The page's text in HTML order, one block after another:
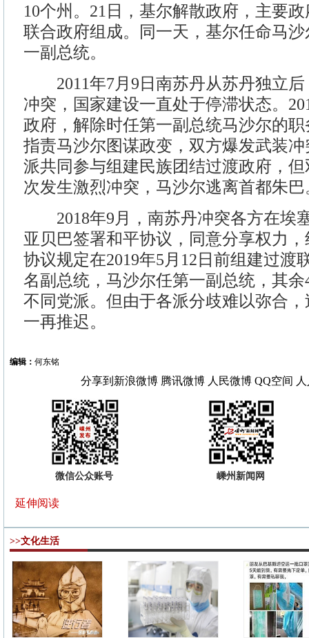
10个州。21日，基尔解散政府，主要
联合政府组成。同一天，基尔任命马
一副总统。
2011年7月9日南苏丹从苏丹独立后
冲突，国家建设一直处于停滞状态。
政府，解除时任第一副总统马沙尔的
指责马沙尔图谋政变，双方爆发武装冲
派共同参与组建民族团结过渡政府，
次发生激烈冲突，马沙尔逃离首都朱巴
2018年9月，南苏丹冲突各方在埃
亚贝巴签署和平协议，同意分享权力
协议规定在2019年5月12日前组建过渡
名副总统，马沙尔任第一副总统，其
不同党派。但由于各派分歧难以弥合
一再推迟。
编辑： 何东铭
分享到 新浪微博 腾讯微博 人民微博 QQ空间
微信公众账号 嵊州新闻网
延伸阅读
>>文化生活